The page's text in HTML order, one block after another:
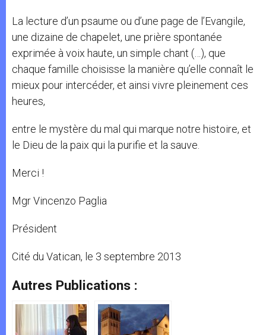
La lecture d’un psaume ou d’une page de l’Evangile,
une dizaine de chapelet, une prière spontanée
exprimée à voix haute, un simple chant (…), que
chaque famille choisisse la manière qu’elle connaît le
mieux pour intercéder, et ainsi vivre pleinement ces
heures,
entre le mystère du mal qui marque notre histoire, et
le Dieu de la paix qui la purifie et la sauve.
Merci !
Mgr Vincenzo Paglia
Président
Cité du Vatican, le 3 septembre 2013
Autres Publications :